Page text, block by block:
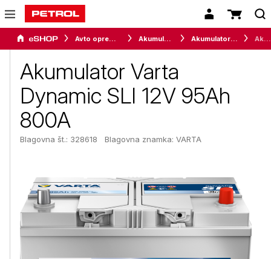
Avto oprema in avtomobilizem Akumulatorji Akumulatorji za osebna vozila
Akumulator Varta
Dynamic SLI 12V 95Ah
800A
Blagovna št.: 328618 Blagovna znamka: VARTA